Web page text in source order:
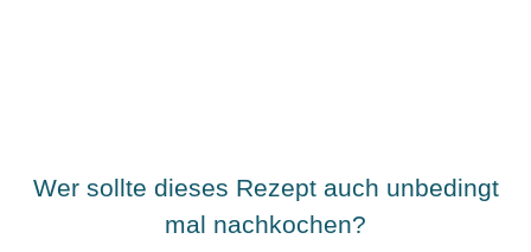
Wer sollte dieses Rezept auch unbedingt
mal nachkochen?